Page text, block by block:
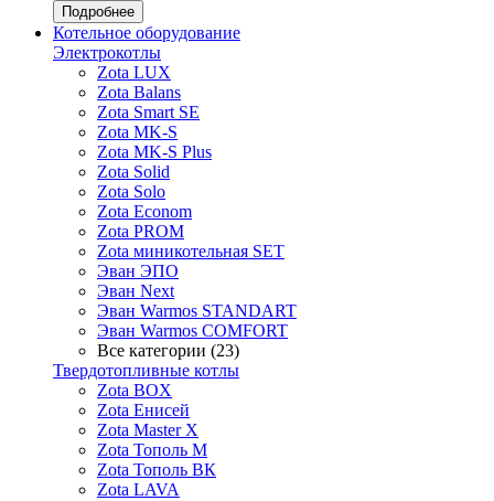
Подробнее
Котельное оборудование
Электрокотлы
Zota LUX
Zota Balans
Zota Smart SE
Zota MK-S
Zota MK-S Plus
Zota Solid
Zota Solo
Zota Econom
Zota PROM
Zota миникотельная SET
Эван ЭПО
Эван Next
Эван Warmos STANDART
Эван Warmos COMFORT
Все категории (23)
Твердотопливные котлы
Zota BOX
Zota Енисей
Zota Master X
Zota Тополь М
Zota Тополь ВК
Zota LAVA